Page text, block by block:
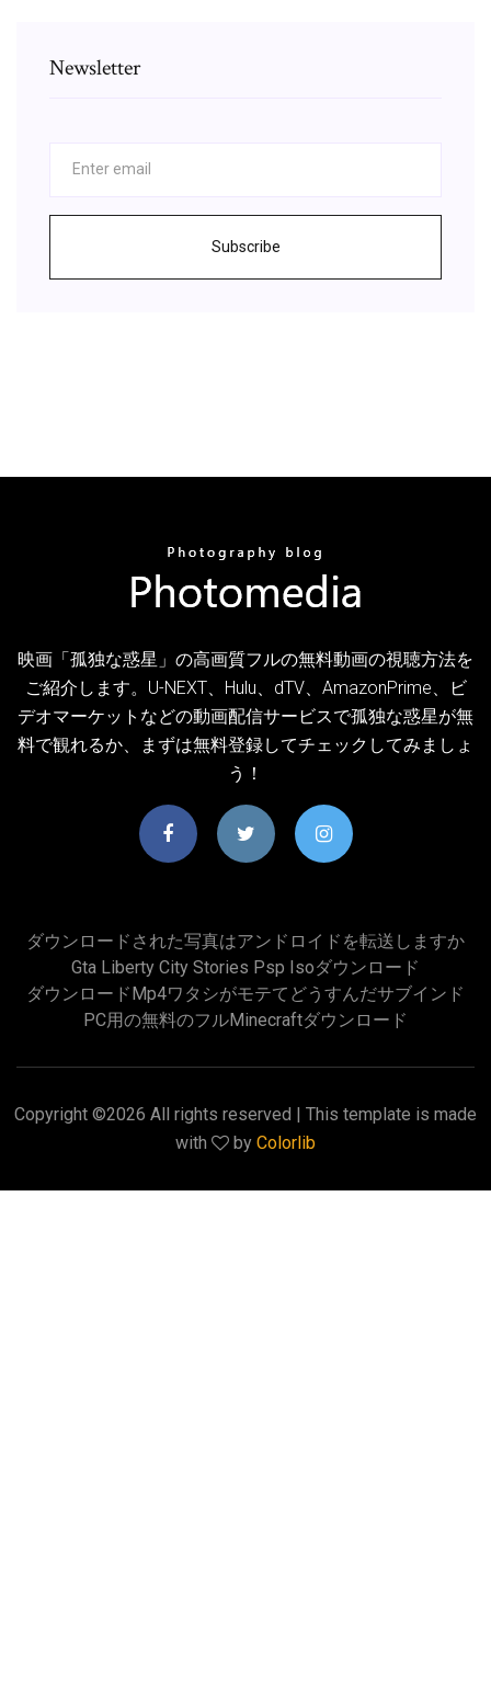
Newsletter
Subscribe
映画「孤独な惑星」の高画質フルの無料動画の視聴方法を
ご紹介します。U-NEXT、Hulu、dTV、AmazonPrime、ビ
デオマーケットなどの動画配信サービスで孤独な惑星が無
料で観れるか、まずは無料登録してチェックしてみましょ
う！
ダウンロードされた写真はアンドロイドを転送しますか
Gta Liberty City Stories Psp Isoダウンロード
ダウンロードmp4ワタシがモテてどうすんだサブインド
PC用の無料のフルMinecraftダウンロード
Copyright ©2026 All rights reserved | This template is made
with
by Colorlib